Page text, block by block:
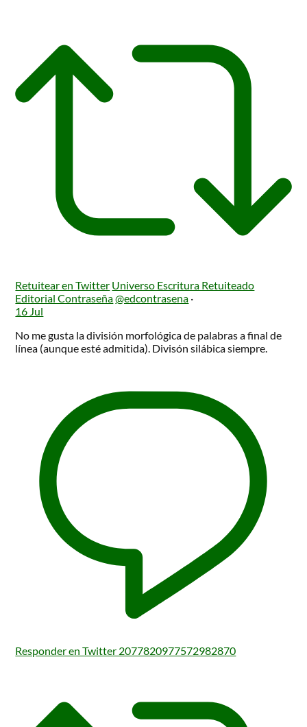
Retuitear en Twitter Universo Escritura Retuiteado
Editorial Contraseña@edcontrasena ·
16 Jul
No me gusta la división morfológica de palabras a final de
línea (aunque esté admitida). Divisón silábica siempre.
Responder en Twitter 2077820977572982870